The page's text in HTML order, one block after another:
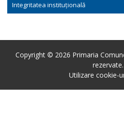
Integritatea instituțională
Copyright © 2026 Primaria
rezervate.
Utilizare cookie-